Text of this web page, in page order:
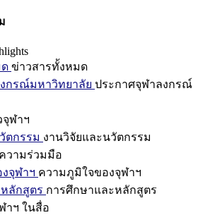
ข่าวสารทั้งหมด
กรณ์มหาวิทยาลัย ประกาศจุฬาลงกรณ์
จุฬาฯ
ตกรรม งานวิจัยและนวัตกรรม
ความร่วมมือ
จุฬาฯ ความภูมิใจของจุฬาฯ
ลักสูตร การศึกษาและหลักสูตร
าฯ ในสื่อ